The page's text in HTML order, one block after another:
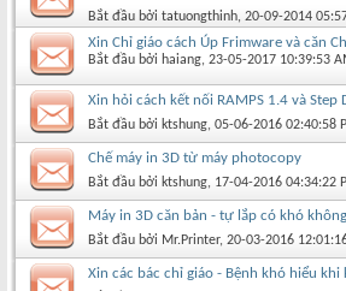
Bắt đầu bởi tatuongthinh‎, 20-09-2014
Xin Chỉ giáo cách Úp Frimware và căn
Bắt đầu bởi haiang‎, 23-05-2017 10:39:53
Xin hỏi cách kết nối RAMPS 1.4 và Step
Bắt đầu bởi ktshung‎, 05-06-2016 02:40:58
Chế máy in 3D từ máy photocopy
Bắt đầu bởi ktshung‎, 17-04-2016 04:34:22
Máy in 3D căn bản - tự lắp có khó
Bắt đầu bởi Mr.Printer‎, 20-03-2016
Xin các bác chỉ giáo - Bệnh khó hiểu